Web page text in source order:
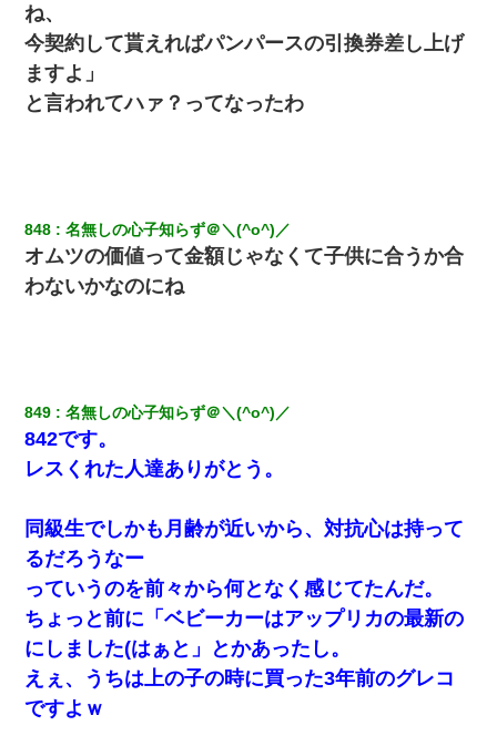
日曜日、会社の窓を見ると同僚の姿。俺（あれ？ディズニーシー
じゃ？）→俺電話「今何してんの？」同僚「シーで並んでるこ
と！」俺「会社にいない？」→次の瞬間、すごい鳥肌が立った
新築の家で。クラクラするくらいの「白粉の匂い」が鼻につくも
嫁＆娘「そんな匂いしない…」ある日、友人奥「素敵なアンティ
ークですね！」俺（！？）
書店「息子さんが万引きしました」私「はっ？(息子目の前にいる
し…)うちの子ではないので迎えに行きません」→息子を名乗って
【GJ!】会社から帰宅中、広い駐車場にエンジンかけっ放しの車を
発見。しかも「ヒィ～」みたいな声も聞こえてきたので気になっ
て近寄ったら女の子がおっさんの下敷きになってた
私「結婚やめるわ」 婚約者「え？なんでなんで？」 → 放置した
結果…｜生活｜ワロタあんてな
9月に付き合い始めたけどこの、この人と結婚はないわと判断して
別れた。その元彼が交通事故で重体になっているらしく…
ね、
今契約して貰えればパンパースの引換券差し上げ
ますよ」
と言われてハァ？ってなったわ
848 名無しの心子知らず＠＼(^o^)／
オムツの価値って金額じゃなくて子供に合うか合
わないかなのにね
849 名無しの心子知らず＠＼(^o^)／
842です。
レスくれた人達ありがとう。
同級生でしかも月齢が近いから、対抗心は持って
るだろうなー
っていうのを前々から何となく感じてたんだ。
ちょっと前に「ベビーカーはアップリカの最新の
にしました(はぁと」とかあったし。
えぇ、うちは上の子の時に買った3年前のグレコ
ですよｗ